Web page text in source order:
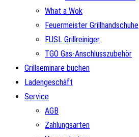
What a Wok
Feuermeister Grillhandschuhe
FUSL Grillreiniger
TGO Gas-Anschlusszubehör
Grillseminare buchen
Ladengeschäft
Service
AGB
Zahlungsarten